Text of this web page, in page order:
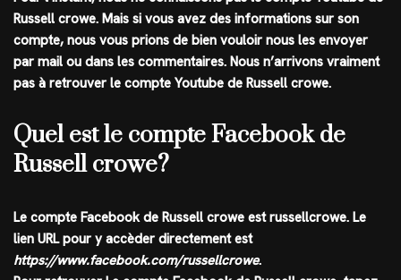
Russell crowe. Mais si vous avez des informations sur son
compte, nous vous prions de bien vouloir nous les envoyer
par mail ou dans les commentaires. Nous n’arrivons vraiment
pas à retrouver le compte Youtube de Russell crowe.
Quel est le compte Facebook de
Russell crowe?
Le compte Facebookde Russell crowe estrussellcrowe. Le
lien URL pour y accèder directement est
https://www.facebook.com/russellcrowe.